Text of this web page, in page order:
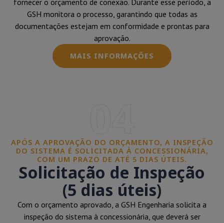
fornecer o orçamento de conexão. Durante esse período, a
GSH monitora o processo, garantindo que todas as
documentações estejam em conformidade e prontas para
aprovação.
MAIS INFORMAÇÕES
APÓS A APROVAÇÃO DO ORÇAMENTO, A INSPEÇÃO
DO SISTEMA É SOLICITADA À CONCESSIONÁRIA,
COM UM PRAZO DE ATÉ 5 DIAS ÚTEIS.
Solicitação de Inspeção
(5 dias úteis)
Com o orçamento aprovado, a GSH Engenharia solicita a
inspeção do sistema à concessionária, que deverá ser